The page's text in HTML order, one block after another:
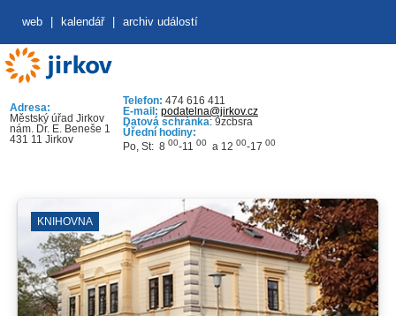
web kalendář archiv událostí
Adresa:
Městský úřad Jirkov
nám. Dr. E. Beneše 1
431 11 Jirkov
Telefon: 474 616 411
E-mail: podatelna@jirkov.cz
Datová schránka: 9zcbsra
Úřední hodiny:
Po, St: 8 00-11 00 a 12 00-17 00
KNIHOVNA